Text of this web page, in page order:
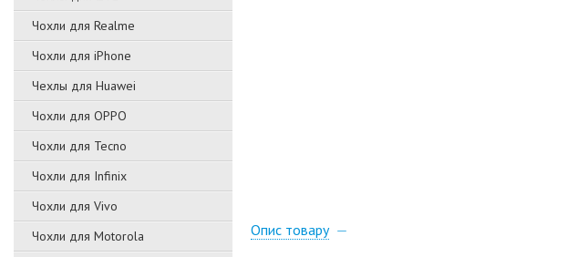
Чохли для Realme
Чохли для iPhone
Чехлы для Huawei
Чохли для OPPO
Чохли для Tecno
Чохли для Infinix
Чохли для Vivo
Чохли для Motorola
Опис товару